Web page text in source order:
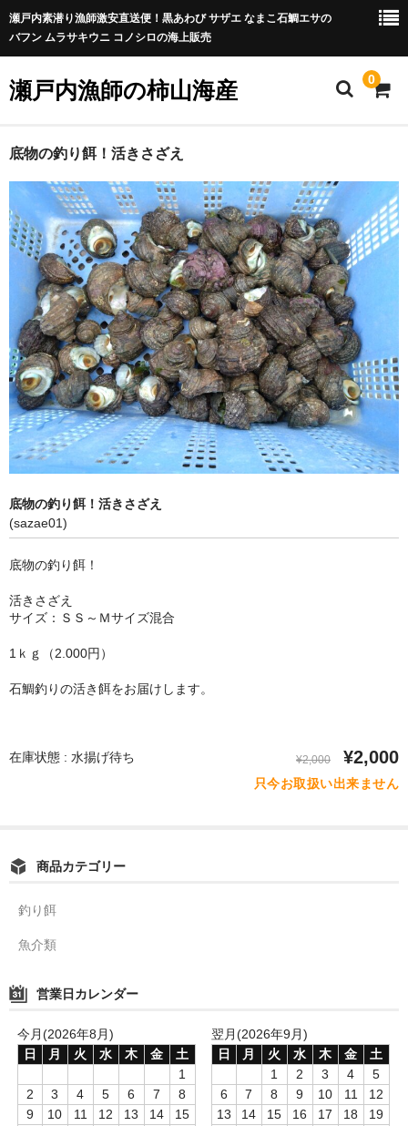
瀬戸内素潜り漁師激安直送便！黒あわび サザエ なまこ石鯛エサの
バフン ムラサキウニ コノシロの海上販売
瀬戸内漁師の柿山海産 0
ホーム
魚介類
釣り餌、コノシロ、活きエビ
アクセス
TV出演
お支払方法
発送と送料
高松遊漁船勝栄丸
通信販売法
個人情報保護方針
お問い合わせ
底物の釣り餌！活きさざえ
底物の釣り餌！活きさざえ
(sazae01)
底物の釣り餌！
活きさざえ
サイズ：ＳＳ～Ｍサイズ混合
1ｋｇ（2.000円）
石鯛釣りの活き餌をお届けします。
在庫状態 : 水揚げ待ち ¥2,000 ¥2,000
只今お取扱い出来ません
商品カテゴリー
釣り餌
魚介類
営業日カレンダー
今月(2026年8月)
日
月 火 水 木 金
土
1
2
3 4 5 6 7
8
9
10 11 12 13 14
15
翌月(2026年9月)
日
月 火 水 木 金
土
1
2 3 4
5
6
7 8 9 10 11
12
13
14 15 16 17 18
19